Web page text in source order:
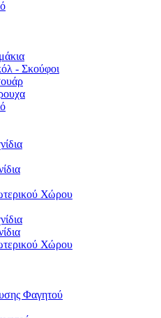
- Σκούφοι
Χώρου
Χώρου
Φαγητού